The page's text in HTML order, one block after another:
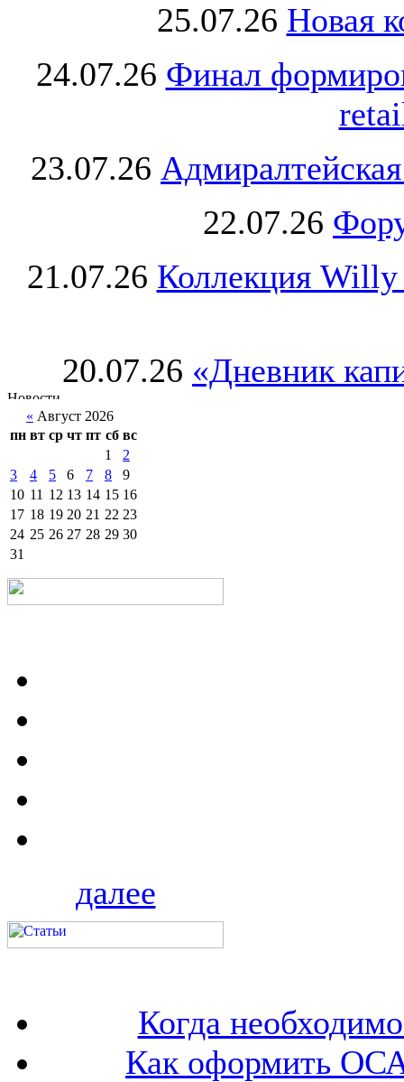
25.07.26 Новая
24.07.26 Финал
23.07.26
22.07.26
21.07.26 Коллекция Willy
20.07.26 «Дневник
« Август 2026
пн вт ср чт пт сб вс
1
2
3
4 5 6 7 8
9
10 11 12 13 14 15 16
17 18 19 20 21 22 23
24 25 26 27 28 29 30
31
далее
Когда
Как оформить